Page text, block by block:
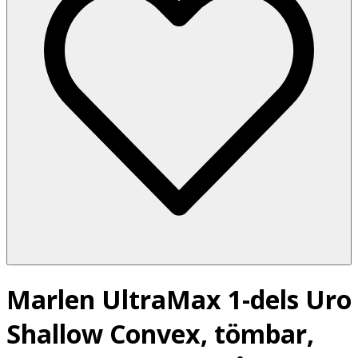
Marlen UltraMax 1-dels Uro
Shallow Convex, tömbar,